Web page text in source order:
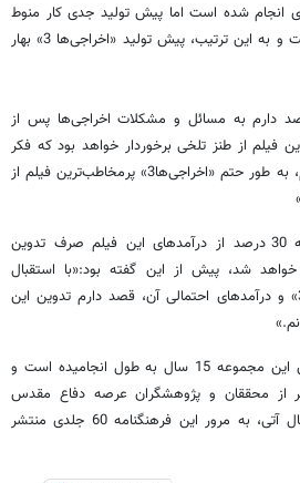
3» تا حدودی انجام شده است اما پیش تولید جدی کار منوط
به پایان ساخت «دارا و ندار» است و به این ترتیب، پیش تولید «اخراجی‌ها 3» بهار
«در «اخراجی‌ها 3» قصد دارم به مسائل و مشکلات اخراجی‌ها پس از
فیلم از طنز تلخی برخوردار خواهد بود که فکر
می‌کنم با توجه به استقبال مردم، به طور حتم «اخراجی‌ها3» پرمخاطب‌ترین فیلم از
این کارگردان با اشاره با اینکه 30 درصد از درآمد‌های این فیلم صرف تدوین
خواهد شد، پیش از این گفته بود:«با استقبال
احتمالی مخاطبان از «اخراجی‌ها3» و درآمد‌های احتمالی آن، قصد دارم تدوین این
وی ادامه داد: «تحقیق و نگارش این مجموعه 15 سال به طول انجامیده است و
آن بیش از 40 نفر از محققان و پژوهشگران عرصه دفاع مقدس
همکاری داشته‌اند و طی پنج سال آتی، به مرور این فرهنگنامه 60 جلدی منتشر